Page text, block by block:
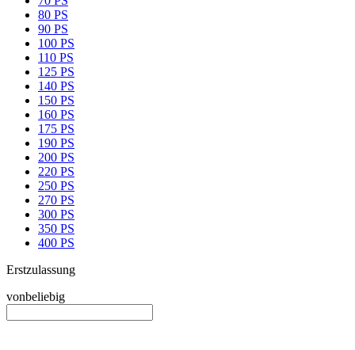
80 PS
90 PS
100 PS
110 PS
125 PS
140 PS
150 PS
160 PS
175 PS
190 PS
200 PS
220 PS
250 PS
270 PS
300 PS
350 PS
400 PS
Erstzulassung
vonbeliebig